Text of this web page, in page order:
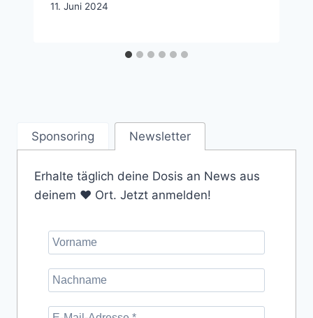
11. Juni 2024
Sponsoring Newsletter
Erhalte täglich deine Dosis an News aus
deinem ❤️ Ort. Jetzt anmelden!